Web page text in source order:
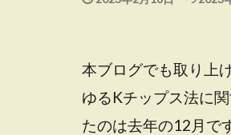
本ブログでも取り上
ゆるKチップス法に
たのは去年の12月で